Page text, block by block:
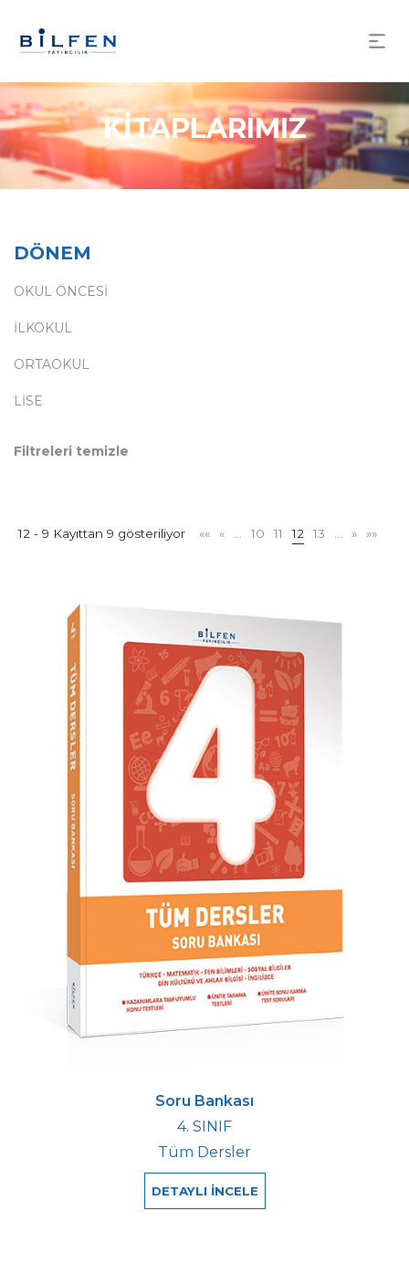
KİTAPLARIMIZ
DÖNEM
OKUL ÖNCESİ
İLKOKUL
ORTAOKUL
LİSE
Filtreleri temizle
12 - 9 Kayıttan 9 gösteriliyor «« « 10 11 12 13 » »»
Soru Bankası
4. SINIF
Tüm Dersler
DETAYLI İNCELE